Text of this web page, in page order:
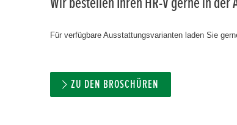
Für verfügbare Ausstattungsvarianten laden Sie
ZU DEN BROSCHÜREN